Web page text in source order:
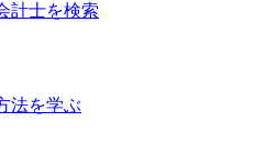
計士を検索
法を学ぶ